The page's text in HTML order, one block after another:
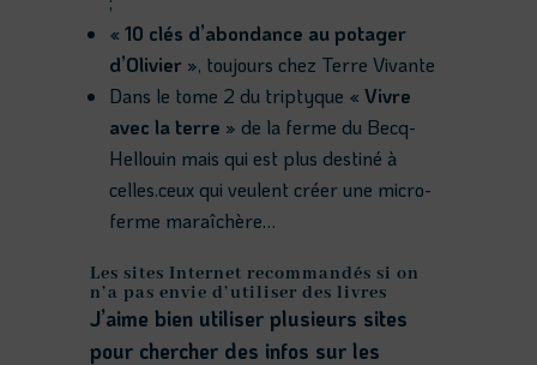
« 10 clés d’abondance au potager
d’Olivier », toujours chez Terre Vivante
Dans le tome 2 du triptyque « Vivre
avec la terre » de la ferme du Becq-
Hellouin mais qui est plus destiné à
celles.ceux qui veulent créer une micro-
ferme maraîchère…
Les sites Internet recommandés si on
n’a pas envie d’utiliser des livres
J’aime bien utiliser plusieurs sites
pour chercher des infos sur les